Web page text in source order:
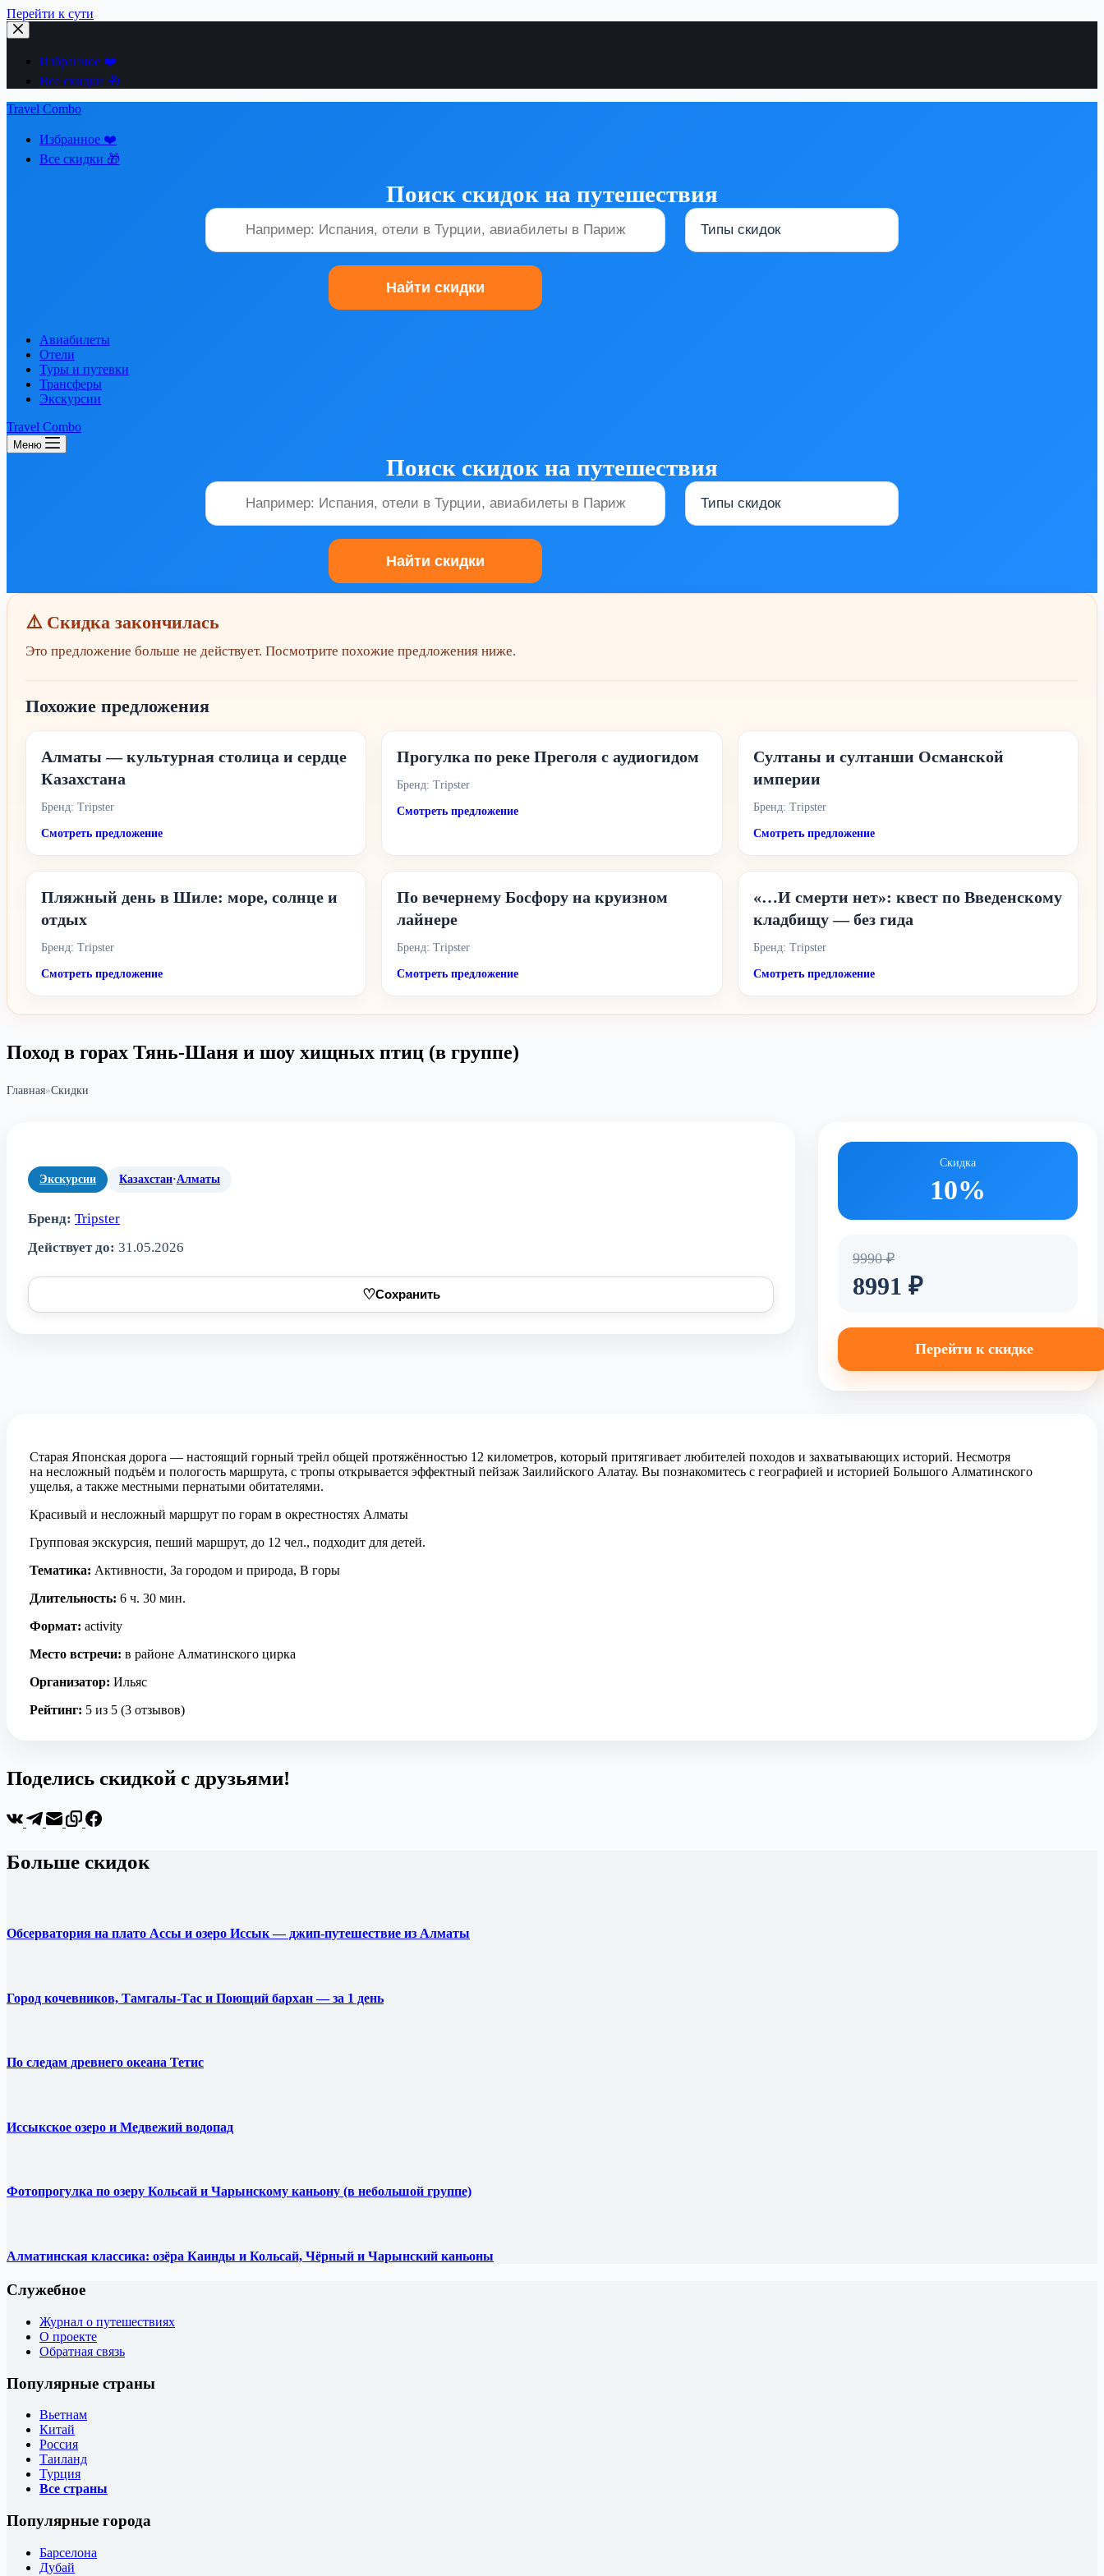
Перейти к сути
Избранное ❤️
Все скидки 🎁
Travel Combo
Избранное ❤️
Все скидки 🎁
Поиск скидок на путешествия
Авиабилеты
Отели
Туры и путевки
Трансферы
Экскурсии
Travel Combo
Меню
Поиск скидок на путешествия
⚠️ Скидка закончилась
Это предложение больше не действует. Посмотрите похожие предложения ниже.
Похожие предложения
Алматы — культурная столица и сердце
Казахстана
Бренд: Tripster
Смотреть предложение
Прогулка по реке Преголя с аудиогидом
Бренд: Tripster
Смотреть предложение
Султаны и султанши Османской
империи
Бренд: Tripster
Смотреть предложение
Пляжный день в Шиле: море, солнце и
отдых
Бренд: Tripster
Смотреть предложение
По вечернему Босфору на круизном
лайнере
Бренд: Tripster
Смотреть предложение
«…И смерти нет»: квест по Введенскому
кладбищу — без гида
Бренд: Tripster
Смотреть предложение
Поход в горах Тянь-Шаня и шоу хищных птиц (в группе)
Главная»Скидки
Экскурсии Казахстан·Алматы
Бренд: Tripster
Действует до: 31.05.2026
♡Сохранить
Скидка
10%
9990 ₽
8991 ₽
Перейти к скидке
Старая Японская дорога — настоящий горный трейл общей протяжённостью 12 километров, который притягивает любителей походов и захватывающих историй. Несмотря
на несложный подъём и пологость маршрута, с тропы открывается эффектный пейзаж Заилийского Алатау. Вы познакомитесь с географией и историей Большого Алматинского
ущелья, а также местными пернатыми обитателями.
Красивый и несложный маршрут по горам в окрестностях Алматы
Групповая экскурсия, пеший маршрут, до 12 чел., подходит для детей.
Тематика: Активности, За городом и природа, В горы
Длительность: 6 ч. 30 мин.
Формат: activity
Место встречи: в районе Алматинского цирка
Организатор: Ильяс
Рейтинг: 5 из 5 (3 отзывов)
Поделись скидкой с друзьями!
Больше скидок
Обсерватория на плато Ассы и озеро Иссык — джип-путешествие из Алматы
Город кочевников, Тамгалы-Тас и Поющий бархан — за 1 день
По следам древнего океана Тетис
Иссыкское озеро и Медвежий водопад
Фотопрогулка по озеру Кольсай и Чарынскому каньону (в небольшой группе)
Алматинская классика: озёра Каинды и Кольсай, Чёрный и Чарынский каньоны
Служебное
Журнал о путешествиях
О проекте
Обратная связь
Популярные страны
Вьетнам
Китай
Россия
Таиланд
Турция
Все страны
Популярные города
Барселона
Дубай